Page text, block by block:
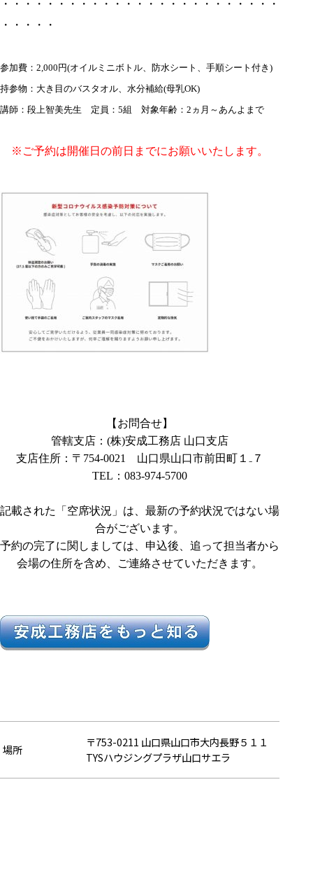
・・・・・・・・・・・・・・・・・・・・・・・・・
・・・・・
参加費：2,000円(オイルミニボトル、防水シート、手順シート付き)
持参物：大き目のバスタオル、水分補給(母乳OK)
講師：段上智美先生 定員：5組 対象年齢：2ヵ月～あんよまで
※ご予約は開催日の前日までにお願いいたします。
【お問合せ】
管轄支店：(株)安成工務店 山口支店
支店住所：〒 754-0021
山口県山口市前田町１₋７
TEL：083-974-5700
記載された「空席状況」は、最新の予約状況ではない場
合がございます。
予約の完了に関しましては、申込後、追って担当者から
会場の住所を含め、ご連絡させていただきます。
場所
〒753-0211 山口県山口市大内長野５１１
TYSハウジングプラザ山口サエラ